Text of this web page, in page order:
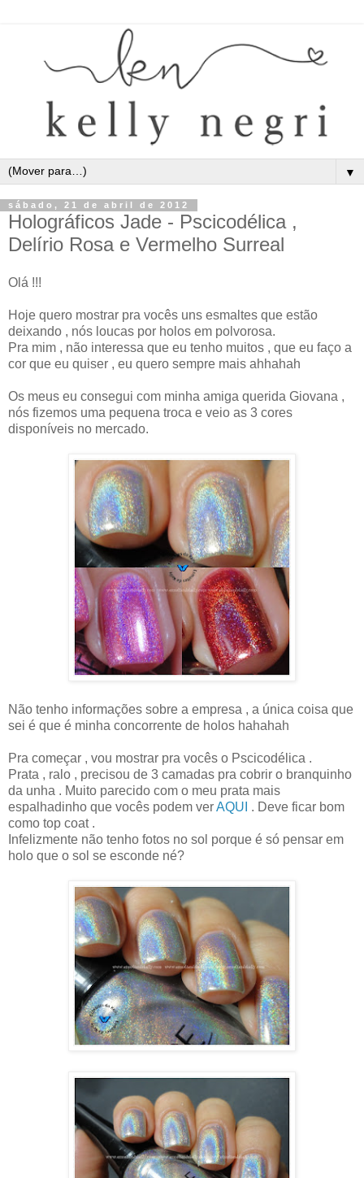
▼
sábado, 21 de abril de 2012
Holográficos Jade - Pscicodélica ,
Delírio Rosa e Vermelho Surreal
Olá !!!
Hoje quero mostrar pra vocês uns esmaltes que estão
deixando , nós loucas por holos em polvorosa.
Pra mim , não interessa que eu tenho muitos , que eu faço a
cor que eu quiser , eu quero sempre mais ahhahah
Os meus eu consegui com minha amiga querida Giovana ,
nós fizemos uma pequena troca e veio as 3 cores
disponíveis no mercado.
Não tenho informações sobre a empresa , a única coisa que
sei é que é minha concorrente de holos hahahah
Pra começar , vou mostrar pra vocês o Pscicodélica .
Prata , ralo , precisou de 3 camadas pra cobrir o branquinho
da unha . Muito parecido com o meu prata mais
espalhadinho que vocês podem verAQUI . Deve ficar bom
como top coat .
Infelizmente não tenho fotos no sol porque é só pensar em
holo que o sol se esconde né?